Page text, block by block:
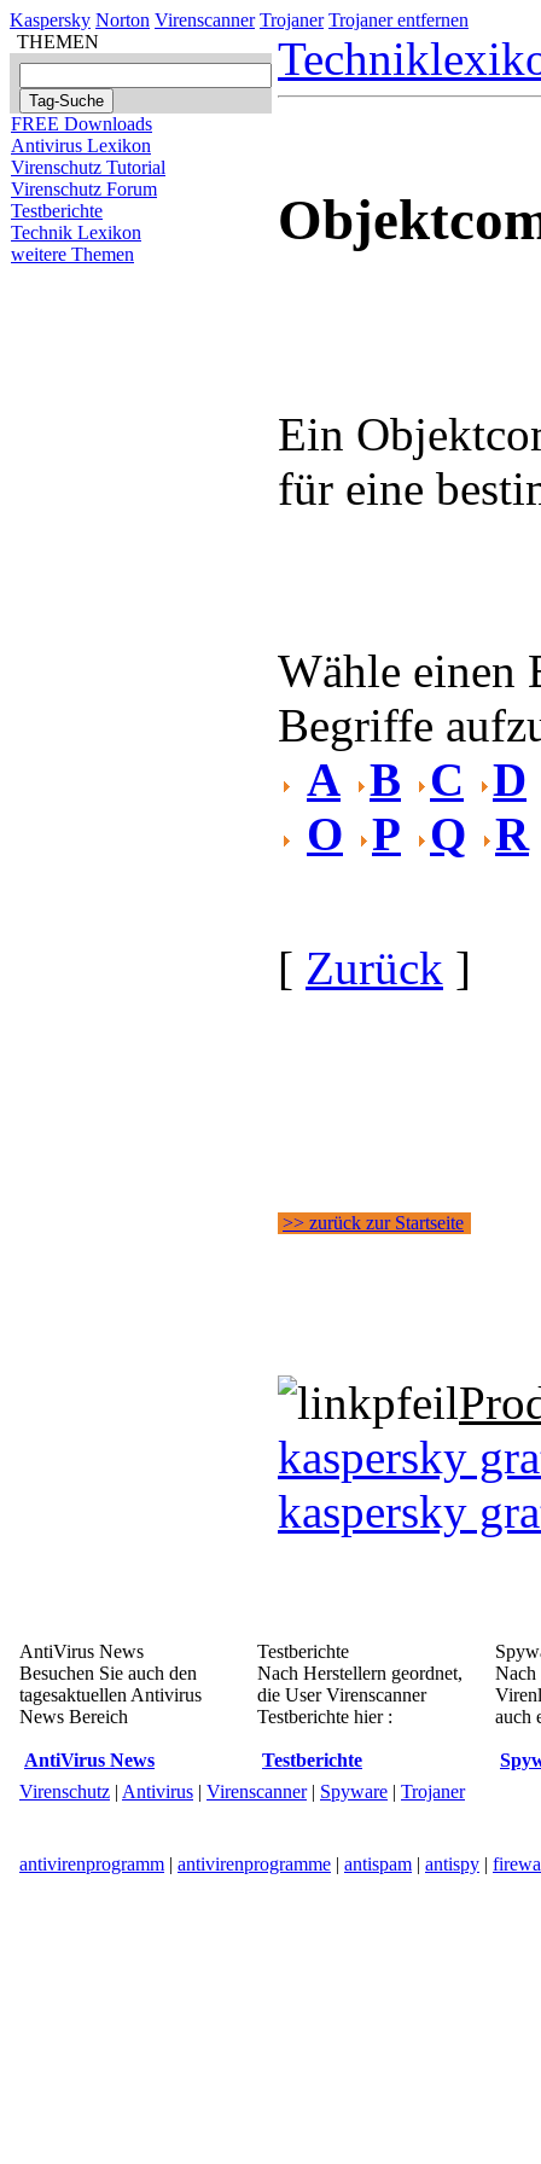
Kaspersky Norton Virenscanner Trojaner Trojaner entfernen
THEMEN
FREE Downloads
Antivirus Lexikon
Virenschutz Tutorial
Virenschutz Forum
Testberichte
Technik Lexikon
weitere Themen
Ein
für eine
Wähle einen
Begriffe
A B C
D
O P Q R
[ Zurück ]
>> zurück zur Startseite
kaspersky
kaspersky
AntiVirus News
Besuchen Sie auch den
tagesaktuellen Antivirus
News Bereich
AntiVirus News
Testberichte
Nach Herstellern geordnet,
die User Virenscanner
Testberichte hier :
Testberichte
Nach
auch
Virenschutz | Antivirus | Virenscanner| Spyware | Trojaner
antivirenprogramm | antivirenprogramme | antispam | antispy |